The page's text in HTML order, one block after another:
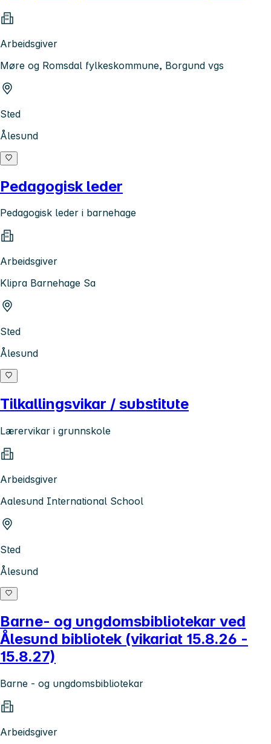
Arbeidsgiver
Møre og Romsdal fylkeskommune, Borgund vgs
Sted
Ålesund
Pedagogisk leder
Pedagogisk leder i barnehage
Arbeidsgiver
Klipra Barnehage Sa
Sted
Ålesund
Tilkallingsvikar / substitute
Lærervikar i grunnskole
Arbeidsgiver
Aalesund International School
Sted
Ålesund
Barne- og ungdomsbibliotekar ved
Ålesund bibliotek (vikariat 15.8.26 -
15.8.27)
Barne - og ungdomsbibliotekar
Arbeidsgiver